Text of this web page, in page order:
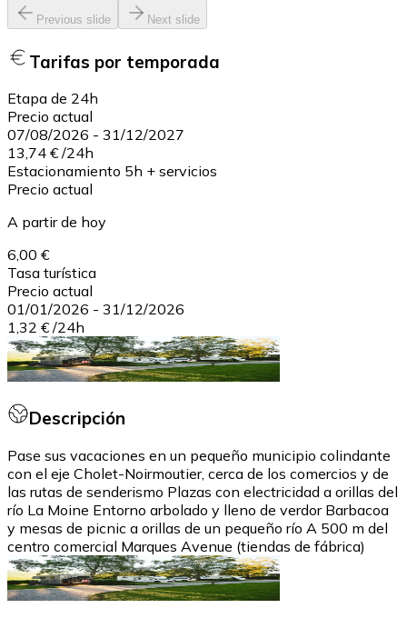
Previous slide Next slide
Tarifas por temporada
Etapa de 24h
Precio actual
07/08/2026 - 31/12/2027
13,74 € /24h
Estacionamiento 5h + servicios
Precio actual
A partir de hoy
6,00 €
Tasa turística
Precio actual
01/01/2026 - 31/12/2026
1,32 € /24h
Descripción
Pase sus vacaciones en un pequeño municipio colindante
con el eje Cholet-Noirmoutier, cerca de los comercios y de
las rutas de senderismo Plazas con electricidad a orillas del
río La Moine Entorno arbolado y lleno de verdor Barbacoa
y mesas de picnic a orillas de un pequeño río A 500 m del
centro comercial Marques Avenue (tiendas de fábrica)